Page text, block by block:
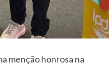
menção honrosa na